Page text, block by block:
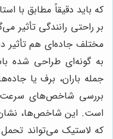
که باید دقیقاً مطابق با
بر راحتی رانندگی تأثیر
مختلف جاده‌ای هم تأثیر
به گونه‌ای طراحی شده
جمله باران، برف یا
بررسی شاخص‌های سرعت و
است. این شاخص‌ها،
که لاستیک می‌تواند